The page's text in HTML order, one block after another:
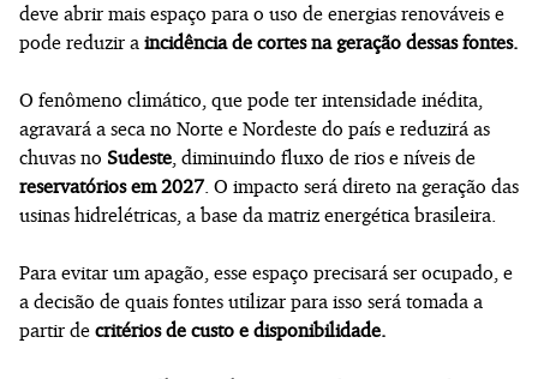
deve abrir mais espaço para o uso de energias renováveis e
pode reduzir a incidência de cortes na geração dessas fontes.
O fenômeno climático, que pode ter intensidade inédita,
agravará a seca no Norte e Nordeste do país e reduzirá as
chuvas no Sudeste, diminuindo fluxo de rios e níveis de
reservatórios em 2027. O impacto será direto na geração das
usinas hidrelétricas, a base da matriz energética brasileira.
Para evitar um apagão, esse espaço precisará ser ocupado, e
a decisão de quais fontes utilizar para isso será tomada a
partir de critérios de custo e disponibilidade.